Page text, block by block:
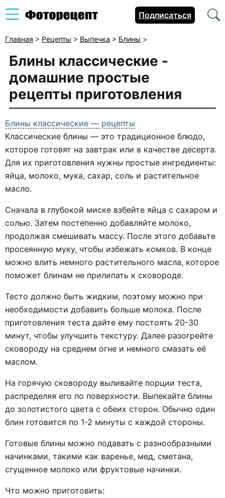
Подписаться
Главная > Рецепты > Выпечка > Блины >
Блины классические -
домашние простые
рецепты приготовления
Блины классические — рецепты
Классические блины — это традиционное блюдо,
которое готовят на завтрак или в качестве десерта.
Для их приготовления нужны простые ингредиенты:
яйца, молоко, мука, сахар, соль и растительное
масло.
Сначала в глубокой миске взбейте яйца с сахаром и
солью. Затем постепенно добавляйте молоко,
продолжая смешивать массу. После этого добавьте
просеянную муку, чтобы избежать комков. В конце
можно влить немного растительного масла, которое
поможет блинам не прилипать к сковороде.
Тесто должно быть жидким, поэтому можно при
необходимости добавить больше молока. После
приготовления теста дайте ему постоять 20-30
минут, чтобы улучшить текстуру. Далее разогрейте
сковороду на среднем огне и немного смазать её
маслом.
На горячую сковороду выливайте порции теста,
распределяя его по поверхности. Выпекайте блины
до золотистого цвета с обеих сторон. Обычно один
блин готовится по 1-2 минуты с каждой стороны.
Готовые блины можно подавать с разнообразными
начинками, такими как варенье, мед, сметана,
сгущенное молоко или фруктовые начинки.
Что можно приготовить: